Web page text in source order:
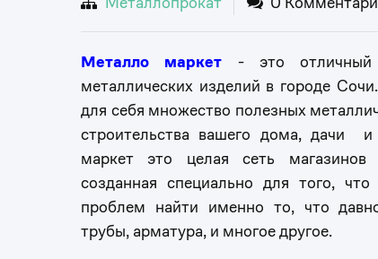
Металло маркет - это отличный
металлических изделий в городе
для себя множество полезных
строительства вашего дома, дачи и
маркет это целая сеть
созданная специально для того,
проблем найти именно то, что
трубы, арматура, и многое другое.